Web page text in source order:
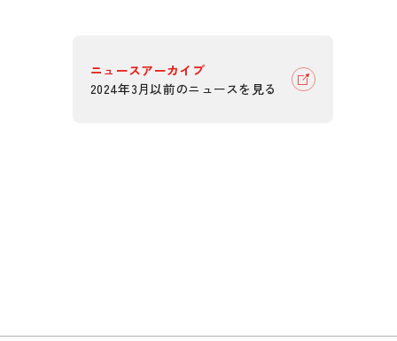
ニュースアーカイブ
2024年3月以前のニュースを見る